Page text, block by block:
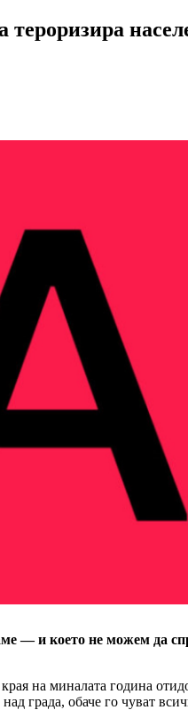
— и което не можем да
на миналата година
града, обаче го чуват